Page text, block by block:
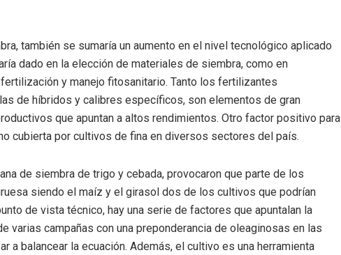
también se sumaría un aumento en el nivel tecnológico aplicado
dado en la elección de materiales de siembra, como en
y manejo fitosanitario. Tanto los fertilizantes
de híbridos y calibres específicos, son elementos de gran
que apuntan a altos rendimientos. Otro factor positivo para
cubierta por cultivos de fina en diversos sectores del país.
de siembra de trigo y cebada, provocaron que parte de los
siendo el maíz y el girasol dos de los cultivos que podrían
de vista técnico, hay una serie de factores que apuntalan la
varias campañas con una preponderancia de oleaginosas en las
a balancear la ecuación. Además, el cultivo es una herramienta